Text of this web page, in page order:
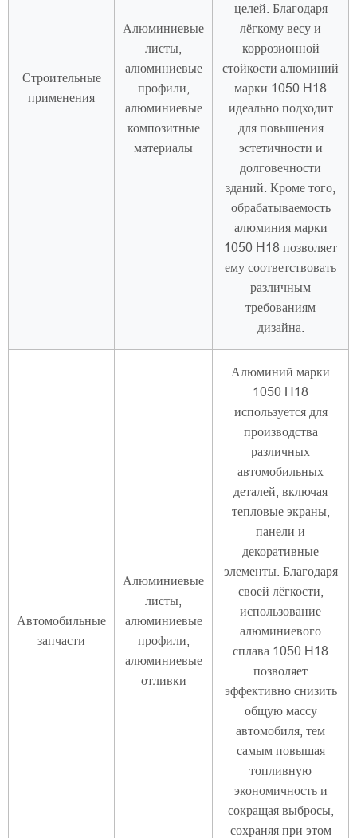
Строительные
применения
Алюминиевые
листы,
алюминиевые
профили,
алюминиевые
композитные
материалы
целей. Благодаря
лёгкому весу и
коррозионной
стойкости алюминий
марки 1050 H18
идеально подходит
для повышения
эстетичности и
долговечности
зданий. Кроме того,
обрабатываемость
алюминия марки
1050 H18 позволяет
ему соответствовать
различным
требованиям
дизайна.
Автомобильные
запчасти
Алюминиевые
листы,
алюминиевые
профили,
алюминиевые
отливки
Алюминий марки
1050 H18
используется для
производства
различных
автомобильных
деталей, включая
тепловые экраны,
панели и
декоративные
элементы. Благодаря
своей лёгкости,
использование
алюминиевого
сплава 1050 H18
позволяет
эффективно снизить
общую массу
автомобиля, тем
самым повышая
топливную
экономичность и
сокращая выбросы,
сохраняя при этом